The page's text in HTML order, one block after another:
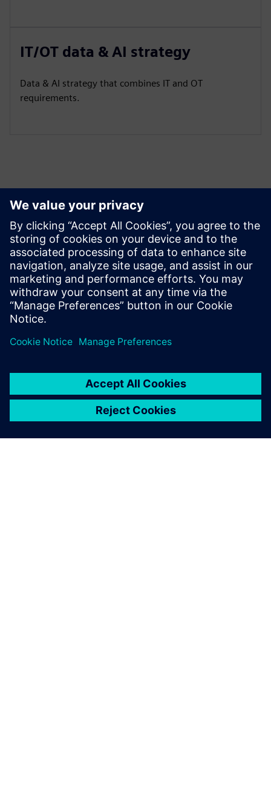
IT/OT data & AI strategy
Data & AI strategy that combines IT and OT
requirements.
Tutvuge Ressursside ja
Sellega Seotud Toodetega
Eeltingimused
no requirements